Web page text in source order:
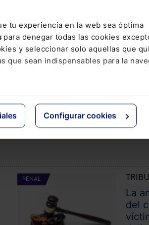
tu experiencia en la web sea óptima
para denegar todas las cookies
y seleccionar solo aquellas que
que sean indispensables para la
Configurar cookies
PENAL
La
del